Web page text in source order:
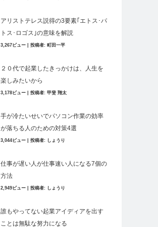
アリストテレス説得の3要素｢エトス･パ
トス･ロゴス｣の意味を解説
3,267ビュー 投稿者: 町田一平
２０代で起業したきっかけは、人生を
楽しみたいから
3,178ビュー 投稿者: 甲斐 翔太
手が冷たいせいでパソコン作業の効率
が落ちる人のための対策4選
3,044ビュー 投稿者: しょうり
仕事が遅い人が仕事速い人になる7個の
方法
2,949ビュー 投稿者: しょうり
誰もやってない起業アイディアを出す
ことは無駄な努力になる